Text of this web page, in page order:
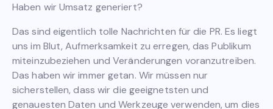
Haben wir Umsatz generiert?
Das sind eigentlich tolle Nachrichten für die PR. Es liegt
uns im Blut, Aufmerksamkeit zu erregen, das Publikum
miteinzubeziehen und Veränderungen voranzutreiben.
Das haben wir immer getan. Wir müssen nur
sicherstellen, dass wir die geeignetsten und
genauesten Daten und Werkzeuge verwenden, um dies